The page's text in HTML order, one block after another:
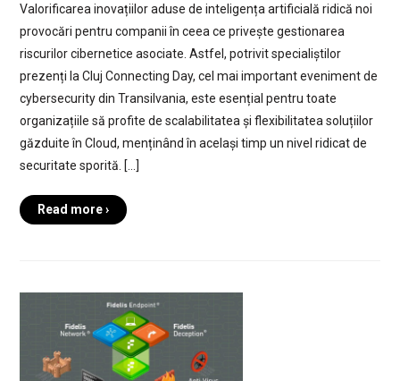
Valorificarea inovațiilor aduse de inteligența artificială ridică noi
provocări pentru companii în ceea ce privește gestionarea
riscurilor cibernetice asociate. Astfel, potrivit specialiștilor
prezenți la Cluj Connecting Day, cel mai important eveniment de
cybersecurity din Transilvania, este esențial pentru toate
organizațiile să profite de scalabilitatea și flexibilitatea soluțiilor
găzduite în Cloud, menținând în același timp un nivel ridicat de
securitate sporită. […]
Read more ›